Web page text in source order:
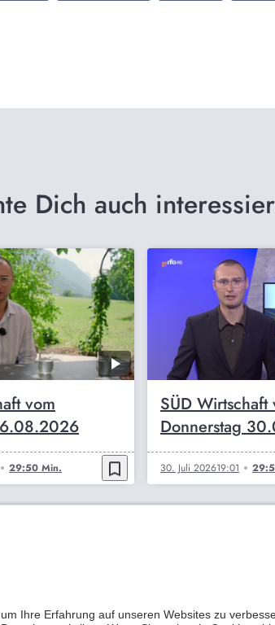
Dich auch
vom
29:50 Min. bookmark_border
SÜD Wirtschaft
Donnerstag
30. Juli 202619:01